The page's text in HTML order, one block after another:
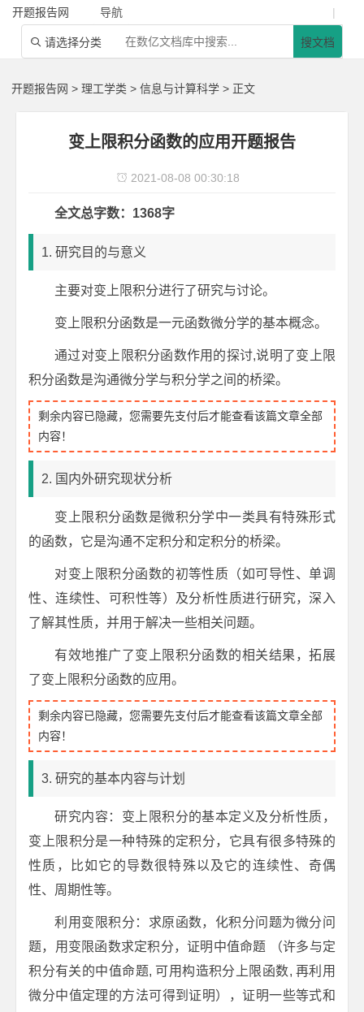
开题报告网 导航 |
 请选择分类 搜文档
开题报告网 >理工学类 >信息与计算科学 > 正文
变上限积分函数的应用开题报告
 2021-08-08 00:30:18
全文总字数：1368字
1. 研究目的与意义
主要对变上限积分进行了研究与讨论。
变上限积分函数是一元函数微分学的基本概念。
通过对变上限积分函数作用的探讨,说明了变上限
积分函数是沟通微分学与积分学之间的桥梁。
剩余内容已隐藏，您需要先支付后才能查看该篇文章全部
内容！
2. 国内外研究现状分析
变上限积分函数是微积分学中一类具有特殊形式
的函数，它是沟通不定积分和定积分的桥梁。
对变上限积分函数的初等性质（如可导性、单调
性、连续性、可积性等）及分析性质进行研究，深入
了解其性质，并用于解决一些相关问题。
有效地推广了变上限积分函数的相关结果，拓展
了变上限积分函数的应用。
剩余内容已隐藏，您需要先支付后才能查看该篇文章全部
内容！
3. 研究的基本内容与计划
研究内容：变上限积分的基本定义及分析性质，
变上限积分是一种特殊的定积分，它具有很多特殊的
性质，比如它的导数很特殊以及它的连续性、奇偶
性、周期性等。
利用变限积分：求原函数，化积分问题为微分问
题，用变限函数求定积分，证明中值命题 （许多与定
积分有关的中值命题, 可用构造积分上限函数, 再利用
微分中值定理的方法可得到证明），证明一些等式和